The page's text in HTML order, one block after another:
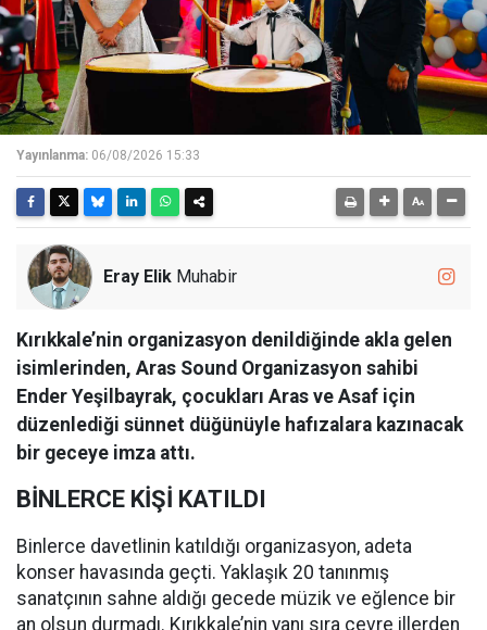
Yayınlanma: 06/08/2026 15:33
Eray Elik Muhabir
Kırıkkale’nin organizasyon denildiğinde akla gelen
isimlerinden, Aras Sound Organizasyon sahibi
Ender Yeşilbayrak, çocukları Aras ve Asaf için
düzenlediği sünnet düğünüyle hafızalara kazınacak
bir geceye imza attı.
BİNLERCE KİŞİ KATILDI
Binlerce davetlinin katıldığı organizasyon, adeta
konser havasında geçti. Yaklaşık 20 tanınmış
sanatçının sahne aldığı gecede müzik ve eğlence bir
an olsun durmadı. Kırıkkale’nin yanı sıra çevre illerden